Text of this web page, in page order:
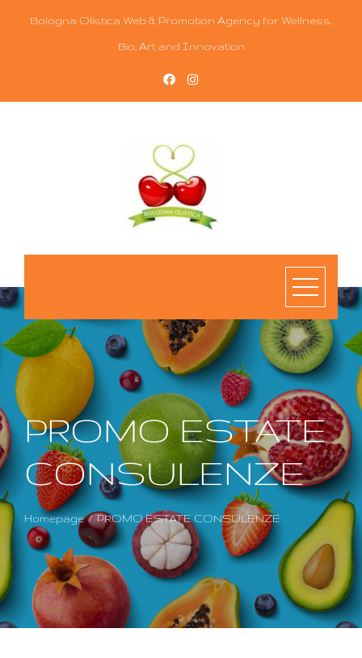
Bologna Olistica Web & Promotion Agency for Wellness,
Bio, Art and Innovation
PROMO ESTATE
CONSULENZE
Homepage PROMO ESTATE CONSULENZE